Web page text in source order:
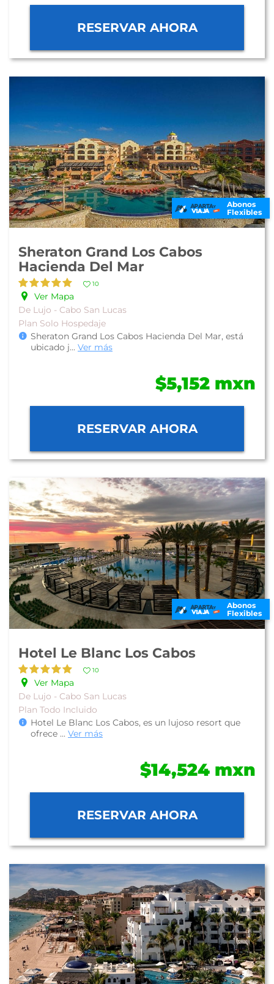
RESERVAR AHORA
Abonos
Flexibles
Sheraton Grand Los Cabos
Hacienda Del Mar
10
Ver Mapa
De Lujo - Cabo San Lucas
Plan Solo Hospedaje
Sheraton Grand Los Cabos Hacienda Del Mar, está
ubicado j... Ver más
$5,152 mxn
RESERVAR AHORA
Abonos
Flexibles
Hotel Le Blanc Los Cabos
10
Ver Mapa
De Lujo - Cabo San Lucas
Plan Todo Incluido
Hotel Le Blanc Los Cabos, es un lujoso resort que
ofrece ... Ver más
$14,524 mxn
RESERVAR AHORA